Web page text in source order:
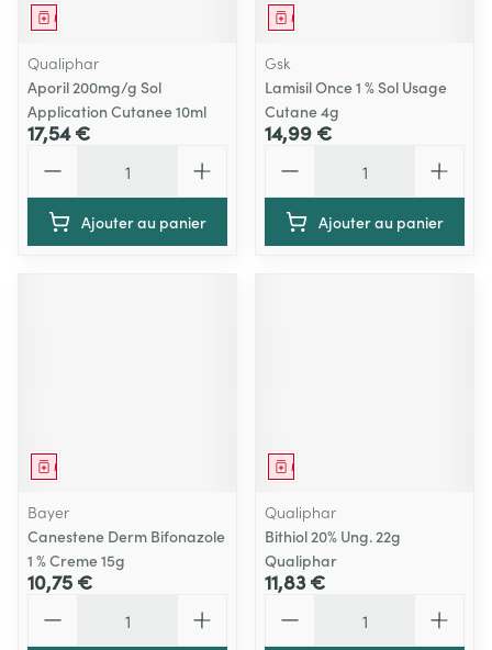
Médicament
Qualiphar
Aporil 200mg/g Sol
Application Cutanee 10ml
17,54 €
Ajouter au panier
Médicament
Gsk
Lamisil Once 1 % Sol Usage
Cutane 4g
14,99 €
Ajouter au panier
Médicament
Bayer
Canestene Derm Bifonazole
1 % Creme 15g
10,75 €
Médicament
Qualiphar
Bithiol 20% Ung. 22g
Qualiphar
11,83 €